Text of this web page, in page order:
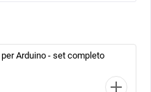
Arduino - set completo